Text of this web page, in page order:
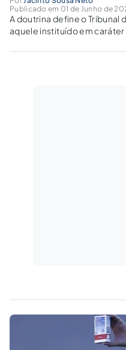
Publicado em 01 de Junho de
A doutrina define o Tribunal
aquele instituído em
pertinentes ao Estado de